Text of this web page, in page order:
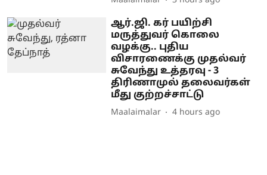
ஆர்.ஜி. கர் பயிற்சி
மருத்துவர் கொலை
வழக்கு.. புதிய
விசாரணைக்கு முதல்வர்
சுவேந்து உத்தரவு - 3
திரிணாமுல் தலைவர்கள்
மீது குற்றச்சாட்டு
Maalaimalar 4 hours ago